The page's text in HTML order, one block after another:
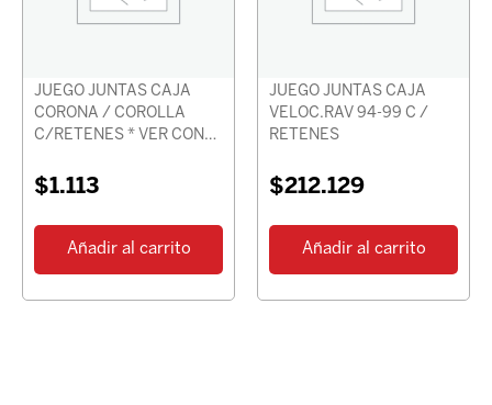
JUEGO JUNTAS CAJA
CORONA / COROLLA
C/RETENES * VER CON
$1.113
Añadir al carrito
JUEGO JUNTAS CAJA
VELOC.RAV 94-99 C /
RETENES
$212.129
Añadir al carrito